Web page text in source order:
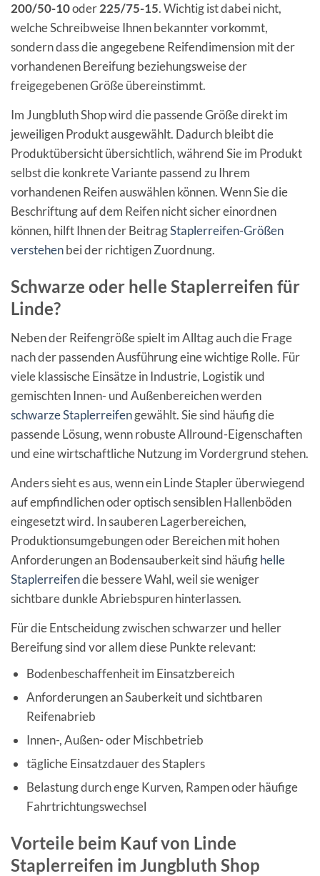
200/50-10oder225/75-15. Wichtig ist dabei nicht,
welche Schreibweise Ihnen bekannter vorkommt,
sondern dass die angegebene Reifendimension mit der
vorhandenen Bereifung beziehungsweise der
freigegebenen Größe übereinstimmt.
Im Jungbluth Shop wird die passende Größe direkt im
jeweiligen Produkt ausgewählt. Dadurch bleibt die
Produktübersicht übersichtlich, während Sie im Produkt
selbst die konkrete Variante passend zu Ihrem
vorhandenen Reifen auswählen können. Wenn Sie die
Beschriftung auf dem Reifen nicht sicher einordnen
können, hilft Ihnen der BeitragStaplerreifen-Größen
verstehenbei der richtigen Zuordnung.
Schwarze oder helle Staplerreifen für
Linde?
Neben der Reifengröße spielt im Alltag auch die Frage
nach der passenden Ausführung eine wichtige Rolle. Für
viele klassische Einsätze in Industrie, Logistik und
gemischten Innen- und Außenbereichen werden
schwarze Staplerreifengewählt. Sie sind häufig die
passende Lösung, wenn robuste Allround-Eigenschaften
und eine wirtschaftliche Nutzung im Vordergrund stehen.
Anders sieht es aus, wenn ein Linde Stapler überwiegend
auf empfindlichen oder optisch sensiblen Hallenböden
eingesetzt wird. In sauberen Lagerbereichen,
Produktionsumgebungen oder Bereichen mit hohen
Anforderungen an Bodensauberkeit sind häufighelle
Staplerreifendie bessere Wahl, weil sie weniger
sichtbare dunkle Abriebspuren hinterlassen.
Für die Entscheidung zwischen schwarzer und heller
Bereifung sind vor allem diese Punkte relevant:
Bodenbeschaffenheit im Einsatzbereich
Anforderungen an Sauberkeit und sichtbaren
Reifenabrieb
Innen-, Außen- oder Mischbetrieb
tägliche Einsatzdauer des Staplers
Belastung durch enge Kurven, Rampen oder häufige
Fahrtrichtungswechsel
Vorteile beim Kauf von Linde
Staplerreifen im Jungbluth Shop